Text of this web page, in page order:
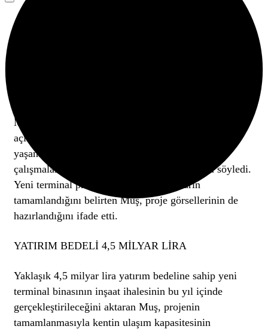
Mehmet Muş, Samsun Medya Grubu’na yaptığı
açıklamada, mevcut terminal binasında uzun süredir
yaşanan fiziki yetersizlikler nedeniyle yenileme
çalışmalarının bir süredir gündemde olduğunu söyledi.
Yeni terminal projesine ilişkin hazırlıkların
tamamlandığını belirten Muş, proje görsellerinin de
hazırlandığını ifade etti.
YATIRIM BEDELİ 4,5 MİLYAR LİRA
Yaklaşık 4,5 milyar lira yatırım bedeline sahip yeni
terminal binasının inşaat ihalesinin bu yıl içinde
gerçekleştirileceğini aktaran Muş, projenin
tamamlanmasıyla kentin ulaşım kapasitesinin